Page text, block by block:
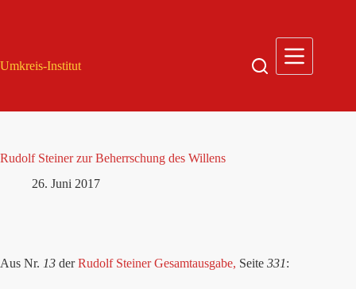
Umkreis-Institut
Rudolf Steiner zur Beherrschung des Willens
26. Juni 2017
Aus Nr. 13 derRudolf Steiner Gesamtausgabe, Seite 331: